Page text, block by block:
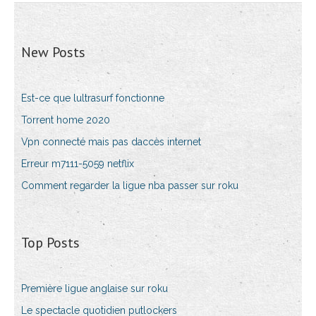
New Posts
Est-ce que lultrasurf fonctionne
Torrent home 2020
Vpn connecté mais pas daccès internet
Erreur m7111-5059 netflix
Comment regarder la ligue nba passer sur roku
Top Posts
Première ligue anglaise sur roku
Le spectacle quotidien putlockers